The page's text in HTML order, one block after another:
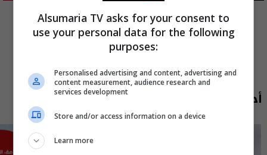
المزيد
أحدث الحلقات
Alsumaria TV asks for your consent to
use your personal data for the following
purposes:
Personalised advertising and content, advertising and
content measurement, audience research and
services development
Store and/or access information on a device
Learn more